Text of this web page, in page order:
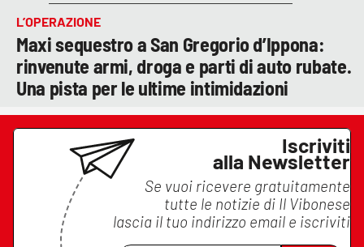
L’OPERAZIONE
Maxi sequestro a San Gregorio d’Ippona:
rinvenute armi, droga e parti di auto rubate.
Una pista per le ultime intimidazioni
Iscriviti
alla Newsletter
Se vuoi ricevere gratuitamente
tutte le notizie di Il Vibonese
lascia il tuo indirizzo email e iscriviti